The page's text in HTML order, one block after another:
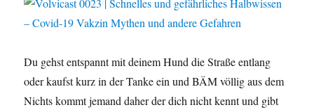
Du gehst entspannt mit deinem Hund die Straße entlang
oder kaufst kurz in der Tanke ein und BÄM völlig aus dem
Nichts kommt jemand daher der dich nicht kennt und gibt